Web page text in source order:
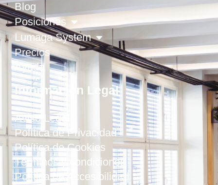
Blog
Posiciones
Lumaga System
Precios
Ayuda
Información Legal
Aviso Legal
Política de Privacidad
Política de Cookies
Términos y condiciones
Política de Accesibilidad